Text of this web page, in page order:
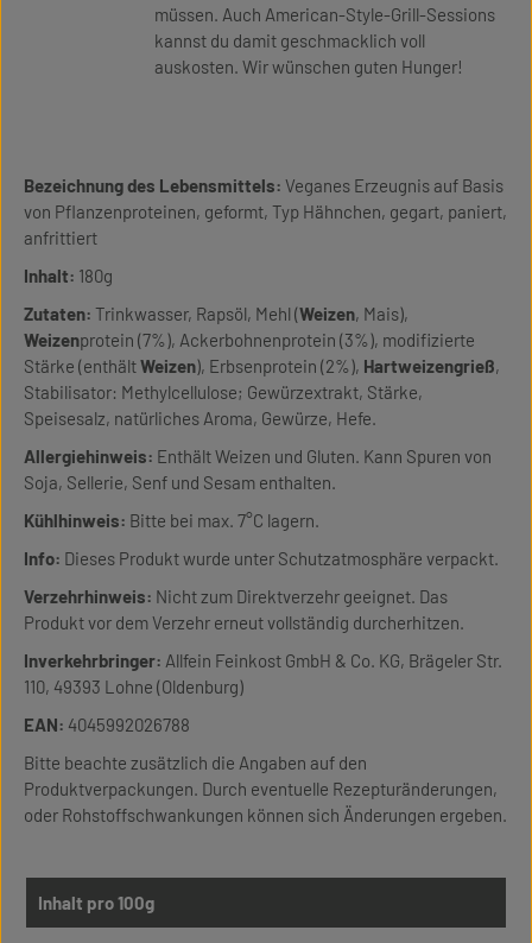
müssen. Auch American-Style-Grill-Sessions
kannst du damit geschmacklich voll
auskosten. Wir wünschen guten Hunger!
Bezeichnung des Lebensmittels: Veganes Erzeugnis auf Basis
von Pflanzenproteinen, geformt, Typ Hähnchen, gegart, paniert,
anfrittiert
Inhalt: 180g
Zutaten: Trinkwasser, Rapsöl, Mehl (Weizen, Mais),
Weizenprotein (7%), Ackerbohnenprotein (3%), modifizierte
Stärke (enthältWeizen), Erbsenprotein (2%), Hartweizengrieß,
Stabilisator: Methylcellulose; Gewürzextrakt, Stärke,
Speisesalz, natürliches Aroma, Gewürze, Hefe.
Allergiehinweis: Enthält Weizen und Gluten. Kann Spuren von
Soja, Sellerie, Senf und Sesam enthalten.
Kühlhinweis: Bitte bei max. 7°C lagern.
Info: Dieses Produkt wurde unter Schutzatmosphäre verpackt.
Verzehrhinweis: Nicht zum Direktverzehr geeignet. Das
Produkt vor dem Verzehr erneut vollständig durcherhitzen.
Inverkehrbringer: Allfein Feinkost GmbH & Co. KG, Brägeler Str.
110, 49393 Lohne (Oldenburg)
EAN: 4045992026788
Bitte beachte zusätzlich die Angaben auf den
Produktverpackungen. Durch eventuelle Rezepturänderungen,
oder Rohstoffschwankungen können sich Änderungen ergeben.
Inhalt pro 100g